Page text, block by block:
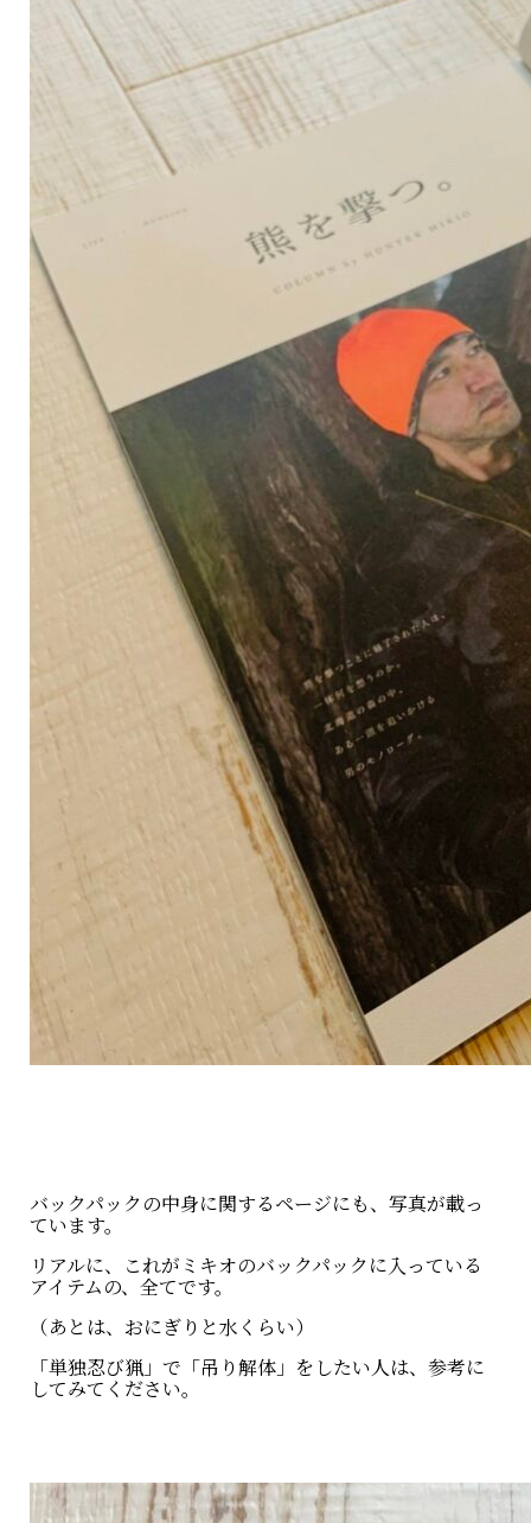
バックパックの中身に関するページにも、写真が載っ
ています。
リアルに、これがミキオのバックパックに入っている
アイテムの、全てです。
（あとは、おにぎりと水くらい）
「単独忍び猟」で「吊り解体」をしたい人は、参考に
してみてください。